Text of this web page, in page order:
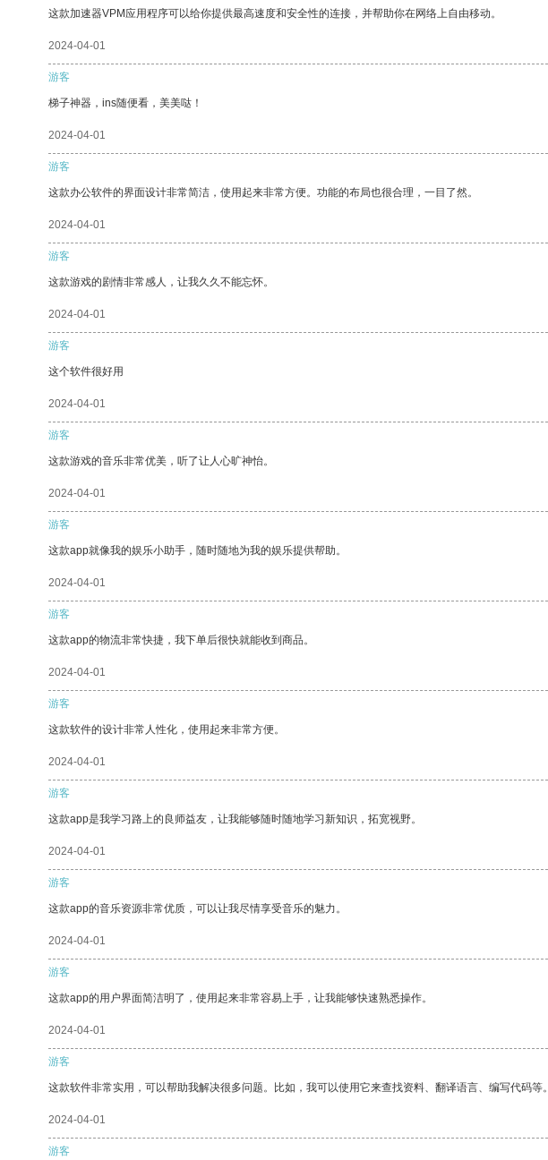
这款加速器VPM应用程序可以给你提供最高速度和安全性的连接，并帮助你在网络上自由移动。
2024-04-01
游客
梯子神器，ins随便看，美美哒！
2024-04-01
游客
这款办公软件的界面设计非常简洁，使用起来非常方便。功能的布局也很合理，一目了然。
2024-04-01
游客
这款游戏的剧情非常感人，让我久久不能忘怀。
2024-04-01
游客
这个软件很好用
2024-04-01
游客
这款游戏的音乐非常优美，听了让人心旷神怡。
2024-04-01
游客
这款app就像我的娱乐小助手，随时随地为我的娱乐提供帮助。
2024-04-01
游客
这款app的物流非常快捷，我下单后很快就能收到商品。
2024-04-01
游客
这款软件的设计非常人性化，使用起来非常方便。
2024-04-01
游客
这款app是我学习路上的良师益友，让我能够随时随地学习新知识，拓宽视野。
2024-04-01
游客
这款app的音乐资源非常优质，可以让我尽情享受音乐的魅力。
2024-04-01
游客
这款app的用户界面简洁明了，使用起来非常容易上手，让我能够快速熟悉操作。
2024-04-01
游客
这款软件非常实用，可以帮助我解决很多问题。比如，我可以使用它来查找资料、翻译语言、编写代码等。
2024-04-01
游客